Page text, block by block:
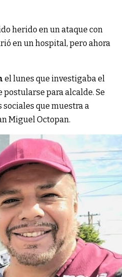
herido en un ataque con
en un hospital, pero ahora
el lunes que investigaba el
para alcalde. Se
que muestra a
Miguel Octopan.